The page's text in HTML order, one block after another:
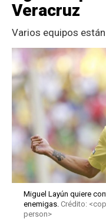
Veracruz
Varios equipos
Miguel Layún quiere
enemigas. Crédito:
person>